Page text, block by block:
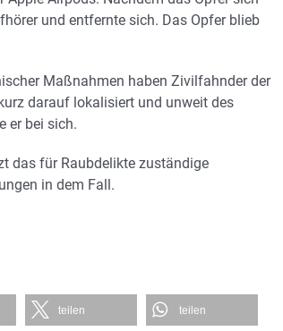
und entfernte sich. Das Opfer blieb
Maßnahmen haben Zivilfahnder der
darauf lokalisiert und unweit des
er bei sich.
das für Raubdelikte zuständige
in dem Fall.
teilen teilen